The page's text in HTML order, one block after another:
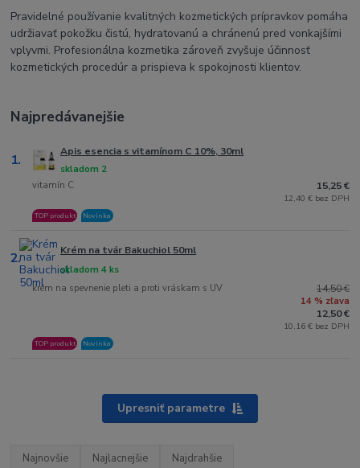
Pravidelné používanie kvalitných kozmetických prípravkov pomáha
udržiavať pokožku čistú, hydratovanú a chránenú pred vonkajšími
vplyvmi. Profesionálna kozmetika zároveň zvyšuje účinnosť
kozmetických procedúr a prispieva k spokojnosti klientov.
Najpredávanejšie
1. Apis esencia s vitamínom C 10%, 30ml
vitamín C
skladom 2
TOP produkt Novinka
15,25 €
12,40 € bez DPH
2. Krém na tvár Bakuchiol 50ml
krém na spevnenie pleti a proti vráskam s UV
skladom 4 ks
TOP produkt Novinka
14,50 €
14 % zľava
12,50 €
10,16 € bez DPH
Upresniť parametre
Najnovšie Najlacnejšie Najdrahšie